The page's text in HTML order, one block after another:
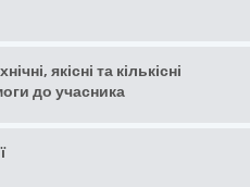
якісні та кількісні
до учасника